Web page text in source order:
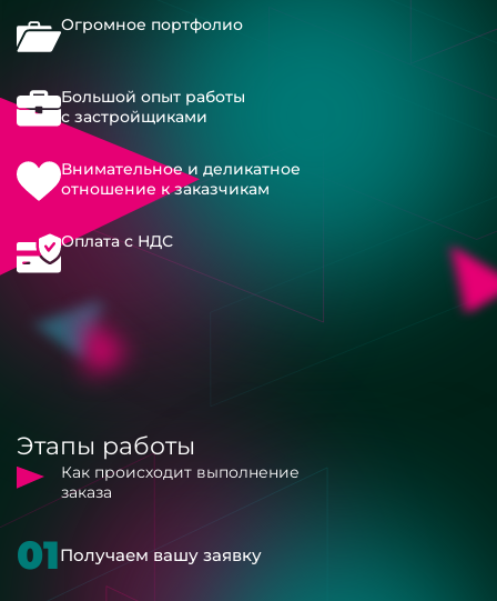
Огромное портфолио
Большой опыт работы
с застройщиками
Внимательное и деликатное
отношение к заказчикам
Оплата с НДС
Этапы работы
Как происходит выполнение
заказа
01Получаем вашу заявку